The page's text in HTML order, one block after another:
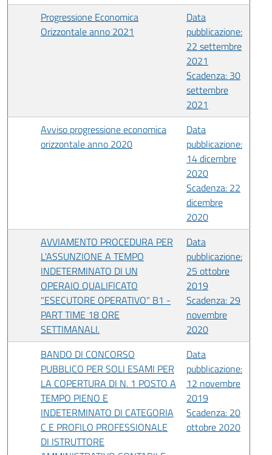
Progressione Economica
Orizzontale anno 2021
Data
pubblicazione:
22 settembre
2021
Scadenza: 30
settembre
2021
Avviso progressione economica
orizzontale anno 2020
Data
pubblicazione:
14 dicembre
2020
Scadenza: 22
dicembre
2020
AVVIAMENTO PROCEDURA PER
L'ASSUNZIONE A TEMPO
INDETERMINATO DI UN
OPERAIO QUALIFICATO
"ESECUTORE OPERATIVO" B1 -
PART TIME 18 ORE
SETTIMANALI.
Data
pubblicazione:
25 ottobre
2019
Scadenza: 29
novembre
2020
BANDO DI CONCORSO
PUBBLICO PER SOLI ESAMI PER
LA COPERTURA DI N. 1 POSTO A
TEMPO PIENO E
INDETERMINATO DI CATEGORIA
C E PROFILO PROFESSIONALE
DI ISTRUTTORE
Data
pubblicazione:
12 novembre
2019
Scadenza: 20
ottobre 2020